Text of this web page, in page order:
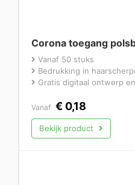
Corona toegang
Vanaf 50 stuks
Bedrukking in
Gratis digitaal ontwerp
Vanaf € 0,18
Bekijk product